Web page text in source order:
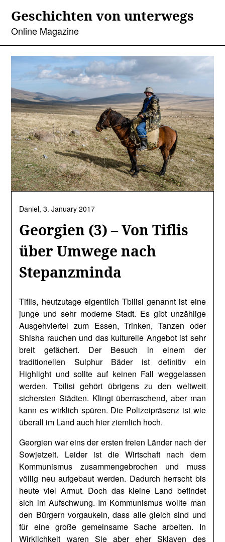
content
Geschichten von unterwegs
Online Magazine
Georgien (3) – Von Tiflis
über Umwege nach
Stepanzminda
Daniel,3. January 2017
Tiflis, heutzutage eigentlich Tbilisi genannt ist eine
junge und sehr moderne Stadt. Es gibt unzählige
Ausgehviertel zum Essen, Trinken, Tanzen oder
Shisha rauchen und das kulturelle Angebot ist sehr
breit gefächert. Der Besuch in einem der
traditionellen Sulphur Bäder ist definitiv ein
Highlight und sollte auf keinen Fall weggelassen
werden. Tbilisi gehört übrigens zu den weltweit
sichersten Städten. Klingt überraschend, aber man
kann es wirklich spüren. Die Polizeipräsenz ist wie
überall im Land auch hier ziemlich hoch.
Georgien war eins der ersten freien Länder nach der
Sowjetzeit. Leider ist die Wirtschaft nach dem
Kommunismus zusammengebrochen und muss
völlig neu aufgebaut werden. Dadurch herrscht bis
heute viel Armut. Doch das kleine Land befindet
sich im Aufschwung. Im Kommunismus wollte man
den Bürgern vorgaukeln, dass alle gleich sind und
für eine große gemeinsame Sache arbeiten. In
Wirklichkeit waren Sie aber eher Sklaven des